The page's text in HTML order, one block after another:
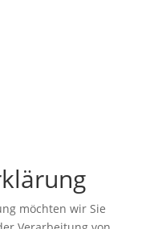
möchten wir Sie